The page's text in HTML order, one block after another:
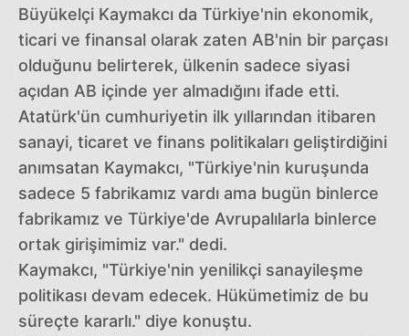
Büyükelçi Kaymakcı da Türkiye'nin ekonomik,
ticari ve finansal olarak zaten AB'nin bir parçası
olduğunu belirterek, ülkenin sadece siyasi
açıdan AB içinde yer almadığını ifade etti.
Atatürk'ün cumhuriyetin ilk yıllarından itibaren
sanayi, ticaret ve finans politikaları geliştirdiğini
anımsatan Kaymakcı, "Türkiye'nin kuruşunda
sadece 5 fabrikamız vardı ama bugün binlerce
fabrikamız ve Türkiye'de Avrupalılarla binlerce
ortak girişimimiz var." dedi.
Kaymakcı, "Türkiye'nin yenilikçi sanayileşme
politikası devam edecek. Hükümetimiz de bu
süreçte kararlı." diye konuştu.